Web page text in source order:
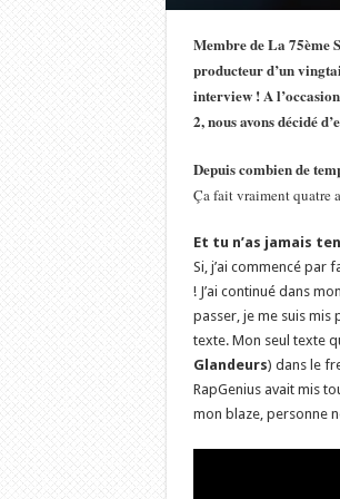
Membre de La 75ème
producteur d’un
interview ! A
2,nous avons décidé
Depuis combien de
Ça fait vraiment quatre
Et tu n’as jamais
Si, j’ai commencé par
! J’ai continué dans
passer, je me suis mis
texte. Mon seul texte
Glandeurs) dans le
RapGenius avait mis
mon blaze, personne